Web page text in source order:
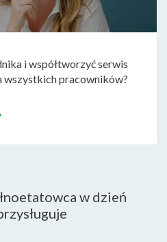
i współtworzyć serwis
wszystkich pracowników?
w dzień